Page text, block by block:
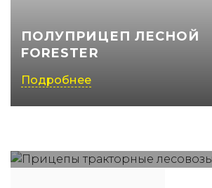
ПОЛУПРИЦЕП ЛЕСНОЙ
FORESTER
Подробнее